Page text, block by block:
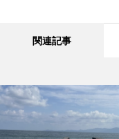
関連記事